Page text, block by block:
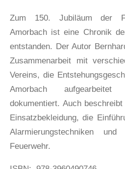
Zum 150. Jubiläum der
Amorbach ist eine Chronik
entstanden. Der Autor
Zusammenarbeit mit
Vereins, die
Amorbach
dokumentiert. Auch
Einsatzbekleidung, die
Alarmierungstechniken
Feuerwehr.